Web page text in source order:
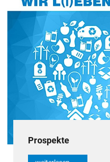
Prospekte